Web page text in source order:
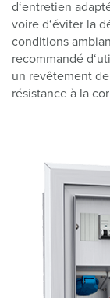
d‘entretien
voire d‘éviter la
conditions
recommandé
un revêtement
résistance à la